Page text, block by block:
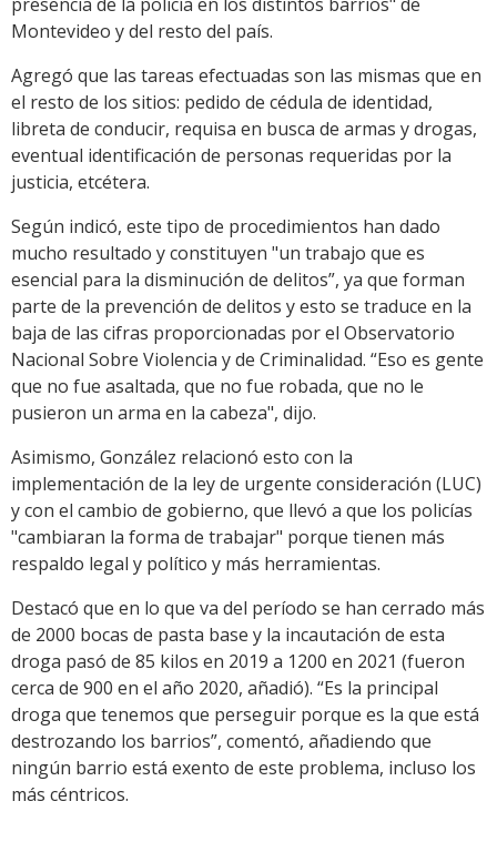
Montevideo y del resto del país.
Agregó que las tareas efectuadas son las mismas que en
el resto de los sitios: pedido de cédula de identidad,
libreta de conducir, requisa en busca de armas y drogas,
eventual identificación de personas requeridas por la
justicia, etcétera.
Según indicó, este tipo de procedimientos han dado
mucho resultado y constituyen "un trabajo que es
esencial para la disminución de delitos”, ya que forman
parte de la prevención de delitos y esto se traduce en la
baja de las cifras proporcionadas por el Observatorio
Nacional Sobre Violencia y de Criminalidad. “Eso es gente
que no fue asaltada, que no fue robada, que no le
pusieron un arma en la cabeza", dijo.
Asimismo, González relacionó esto con la
implementación de la ley de urgente consideración (LUC)
y con el cambio de gobierno, que llevó a que los policías
"cambiaran la forma de trabajar" porque tienen más
respaldo legal y político y más herramientas.
Destacó que en lo que va del período se han cerrado más
de 2000 bocas de pasta base y la incautación de esta
droga pasó de 85 kilos en 2019 a 1200 en 2021 (fueron
cerca de 900 en el año 2020, añadió). “Es la principal
droga que tenemos que perseguir porque es la que está
destrozando los barrios”, comentó, añadiendo que
ningún barrio está exento de este problema, incluso los
más céntricos.